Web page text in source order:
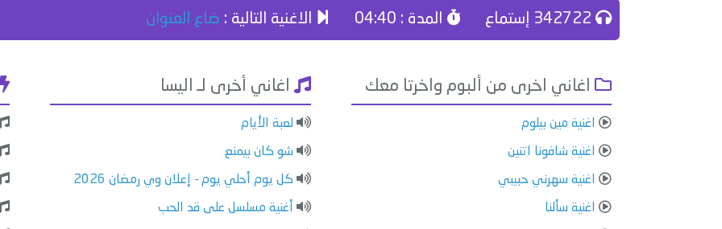
المدة : 04:40 الاغنية التالية : ضاع العنوان
اغاني اخرى من ألبوم واخرتا معك
اغنية مين بيلوم
اغنية شافونا اتنين
اغنية سهرني حبيبي
اغنية سألنا
اغاني أخرى لـ اليسا
لعبة الأيام
شو كان بيمنع
كل يوم أحلي يوم - إعلان وي رمضان 2026
أغنية مسلسل على قد الحب